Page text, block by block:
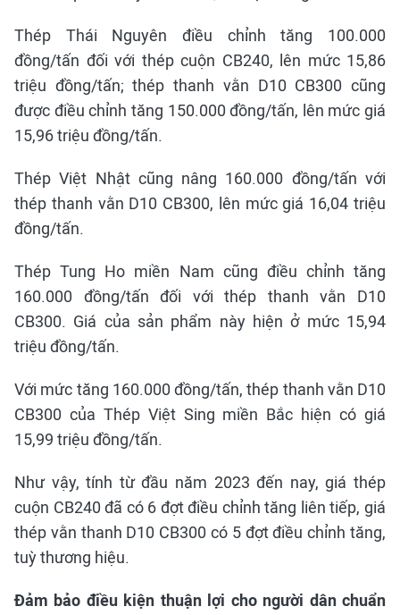
Thép Thái Nguyên điều chỉnh tăng 100.000
đồng/tấn đối với thép cuộn CB240, lên mức 15,86
triệu đồng/tấn; thép thanh vằn D10 CB300 cũng
được điều chỉnh tăng 150.000 đồng/tấn, lên mức giá
15,96 triệu đồng/tấn.
Thép Việt Nhật cũng nâng 160.000 đồng/tấn với
thép thanh vằn D10 CB300, lên mức giá 16,04 triệu
đồng/tấn.
Thép Tung Ho miền Nam cũng điều chỉnh tăng
160.000 đồng/tấn đối với thép thanh vằn D10
CB300. Giá của sản phẩm này hiện ở mức 15,94
triệu đồng/tấn.
Với mức tăng 160.000 đồng/tấn, thép thanh vằn D10
CB300 của Thép Việt Sing miền Bắc hiện có giá
15,99 triệu đồng/tấn.
Như vậy, tính từ đầu năm 2023 đến nay, giá thép
cuộn CB240 đã có 6 đợt điều chỉnh tăng liên tiếp, giá
thép vằn thanh D10 CB300 có 5 đợt điều chỉnh tăng,
tuỳ thương hiệu.
Đảm bảo điều kiện thuận lợi cho người dân chuẩn